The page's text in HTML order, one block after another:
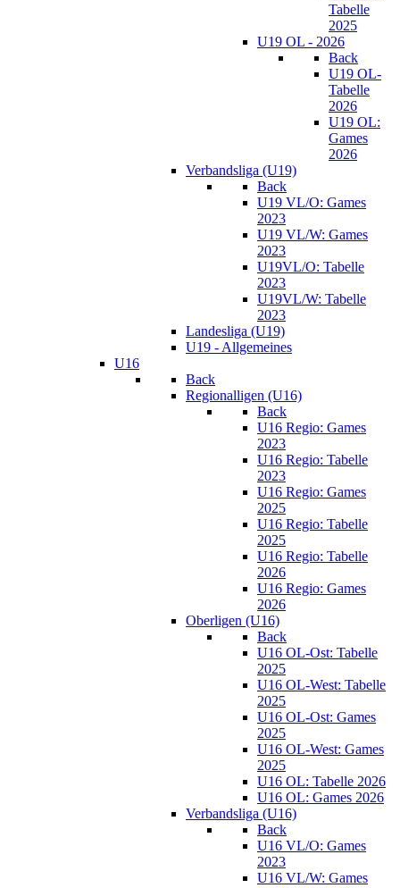
Tabelle
2025
U19 OL - 2026
Back
U19 OL-
Tabelle
2026
U19 OL:
Games
2026
Verbandsliga (U19)
Back
U19 VL/O: Games
2023
U19 VL/W: Games
2023
U19VL/O: Tabelle
2023
U19VL/W: Tabelle
2023
Landesliga (U19)
U19 - Allgemeines
U16
Back
Regionalligen (U16)
Back
U16 Regio: Games
2023
U16 Regio: Tabelle
2023
U16 Regio: Games
2025
U16 Regio: Tabelle
2025
U16 Regio: Tabelle
2026
U16 Regio: Games
2026
Oberligen (U16)
Back
U16 OL-Ost: Tabelle
2025
U16 OL-West: Tabelle
2025
U16 OL-Ost: Games
2025
U16 OL-West: Games
2025
U16 OL: Tabelle 2026
U16 OL: Games 2026
Verbandsliga (U16)
Back
U16 VL/O: Games
2023
U16 VL/W: Games